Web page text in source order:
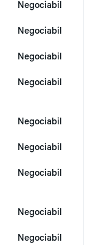
Negociabil
Negociabil
Negociabil
Negociabil
Negociabil
Negociabil
Negociabil
Negociabil
Negociabil